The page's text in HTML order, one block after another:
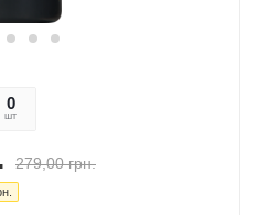
54
сек
0
шт
279,00грн.